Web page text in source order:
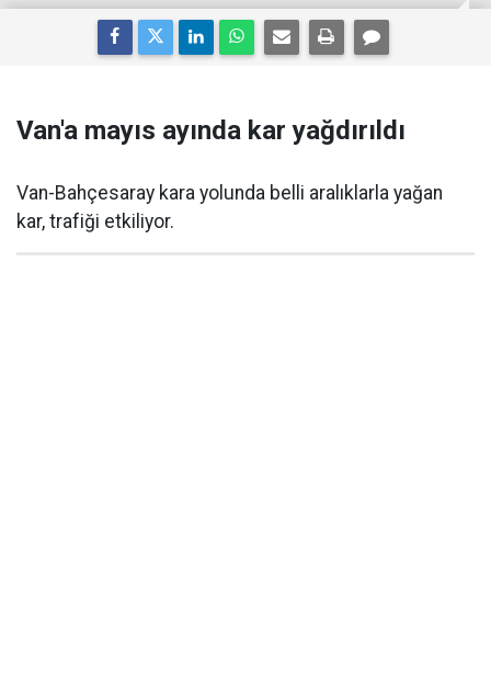
Van'a mayıs ayında kar yağdırıldı
Van-Bahçesaray kara yolunda belli aralıklarla yağan
kar, trafiği etkiliyor.